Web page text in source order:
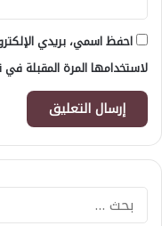
احفظ اسمي، بريدي
لاستخدامها المرة المقبلة